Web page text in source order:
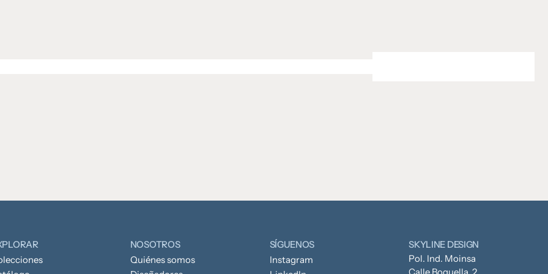
NOSOTROS
Quiénes somos
SÍGUENOS
Instagram
SKYLINE DESIGN
Pol. Ind. Moinsa